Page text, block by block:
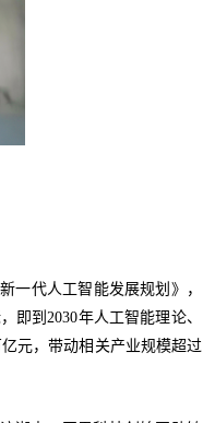
一代人工智能发展规划》，
即到2030年人工智能理论、
元，带动相关产业规模超过